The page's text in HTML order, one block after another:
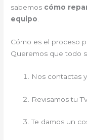
sabemos cómo
equipo
Cómo es el proceso
Queremos que todo
Nos contactas
Revisamos tu
Te damos un